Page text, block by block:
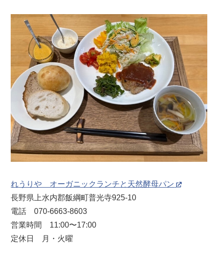
れうりや オーガニックランチと天然酵母パン
長野県上水内郡飯綱町普光寺925-10
電話 070-6663-8603
営業時間 11:00〜17:00
定休日 月・火曜